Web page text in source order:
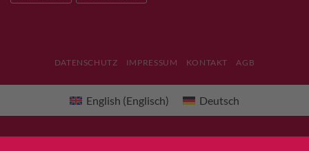
DATENSCHUTZ IMPRESSUM KONTAKT AGB
English (Englisch) Deutsch